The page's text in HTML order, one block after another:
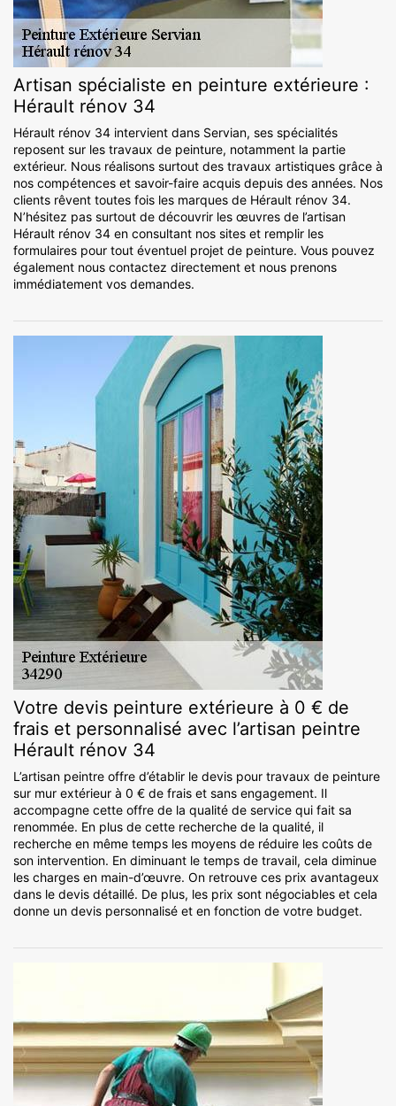
Artisan spécialiste en peinture extérieure :
Hérault rénov 34
Hérault rénov 34 intervient dans Servian, ses spécialités
reposent sur les travaux de peinture, notamment la partie
extérieur. Nous réalisons surtout des travaux artistiques grâce à
nos compétences et savoir-faire acquis depuis des années. Nos
clients rêvent toutes fois les marques de Hérault rénov 34.
N’hésitez pas surtout de découvrir les œuvres de l’artisan
Hérault rénov 34 en consultant nos sites et remplir les
formulaires pour tout éventuel projet de peinture. Vous pouvez
également nous contactez directement et nous prenons
immédiatement vos demandes.
Votre devis peinture extérieure à 0 € de
frais et personnalisé avec l’artisan peintre
Hérault rénov 34
L’artisan peintre offre d’établir le devis pour travaux de peinture
sur mur extérieur à 0 € de frais et sans engagement. Il
accompagne cette offre de la qualité de service qui fait sa
renommée. En plus de cette recherche de la qualité, il
recherche en même temps les moyens de réduire les coûts de
son intervention. En diminuant le temps de travail, cela diminue
les charges en main-d’œuvre. On retrouve ces prix avantageux
dans le devis détaillé. De plus, les prix sont négociables et cela
donne un devis personnalisé et en fonction de votre budget.